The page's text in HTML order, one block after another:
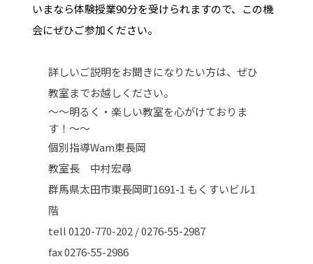
いまなら体験授業90分を受けられますので、この機
会にぜひご参加ください。
詳しいご説明をお聞きになりたい方は、ぜひ
教室までお越しください。
～～明るく・楽しい教室を心がけておりま
す！～～
個別指導Wam東長岡
教室長 中村宏尋
群馬県太田市東長岡町1691-1 もくすいビル1
階
tell ‪0120-770-202‬ / ‪‪0276-55-2987‬‬ ‪
fax ‪0276-55-2986‬‬